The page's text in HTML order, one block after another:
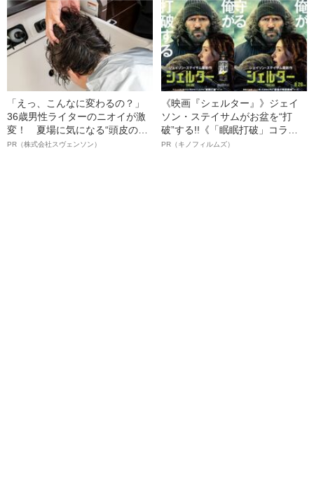
語る”《日本興収70億円突破》
「えっ、こんなに変わるの？」
36歳男性ライターのニオイが激
変！ 夏場に気になる“頭皮のニ
オイ”や“ベタつき”を解消す
PR（株式会社スヴェンソン）
《映画『シェルター』》ジェイ
ソン・ステイサムがお盆を“打
破”する!!《「眠眠打破」コラ
ボ》
PR（キノフィルムズ）